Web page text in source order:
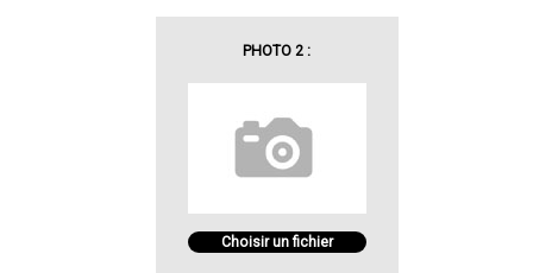
PHOTO 2 :
Choisir un fichier